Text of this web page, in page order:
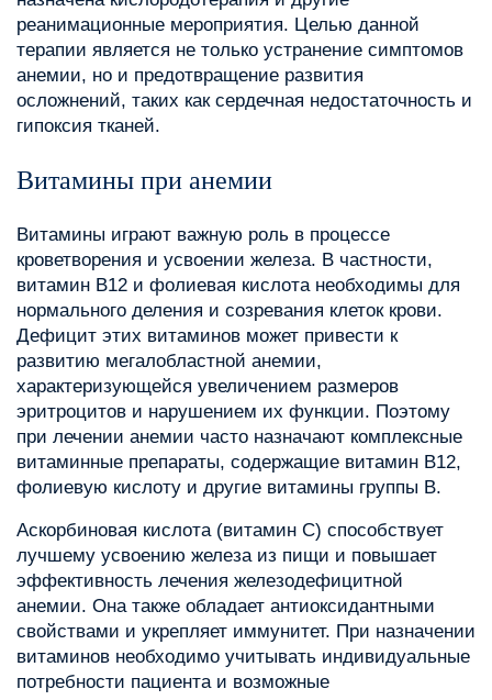
реанимационные мероприятия. Целью данной
терапии является не только устранение симптомов
анемии, но и предотвращение развития
осложнений, таких как сердечная недостаточность и
гипоксия тканей.
Витамины при анемии
Витамины играют важную роль в процессе
кроветворения и усвоении железа. В частности,
витамин B12 и фолиевая кислота необходимы для
нормального деления и созревания клеток крови.
Дефицит этих витаминов может привести к
развитию мегалобластной анемии,
характеризующейся увеличением размеров
эритроцитов и нарушением их функции. Поэтому
при лечении анемии часто назначают комплексные
витаминные препараты, содержащие витамин B12,
фолиевую кислоту и другие витамины группы B.
Аскорбиновая кислота (витамин C) способствует
лучшему усвоению железа из пищи и повышает
эффективность лечения железодефицитной
анемии. Она также обладает антиоксидантными
свойствами и укрепляет иммунитет. При назначении
витаминов необходимо учитывать индивидуальные
потребности пациента и возможные